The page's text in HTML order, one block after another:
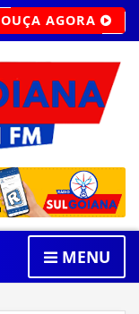
OUÇA AGORA
MENU